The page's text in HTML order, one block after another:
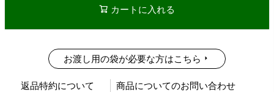
カートに入れる
お渡し用の袋が必要な方はこちら
返品特約について 商品についてのお問い合わせ